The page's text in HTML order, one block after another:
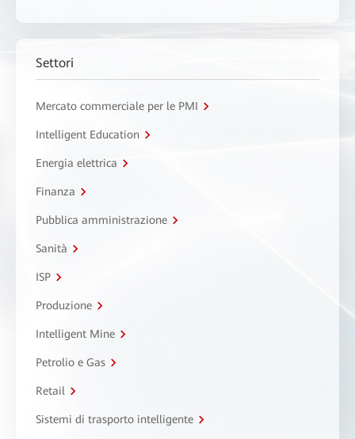
Settori
Mercato commerciale per le PMI
Intelligent Education
Energia elettrica
Finanza
Pubblica amministrazione
Sanità
ISP
Produzione
Intelligent Mine
Petrolio e Gas
Retail
Sistemi di trasporto intelligente